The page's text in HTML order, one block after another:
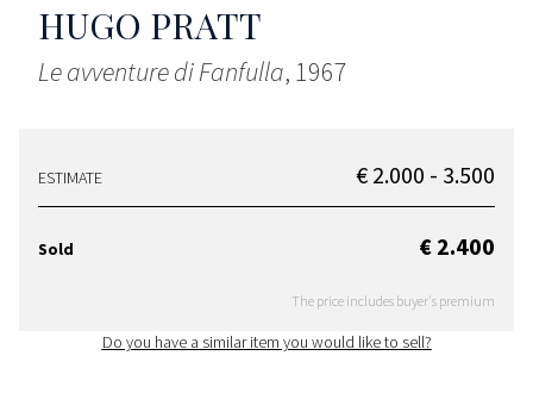
HUGO PRATT
Le avventure di Fanfulla, 1967
ESTIMATE € 2.000 - 3.500
Sold € 2.400
The price includes buyer's premium
Do you have a similar item you would like to sell?